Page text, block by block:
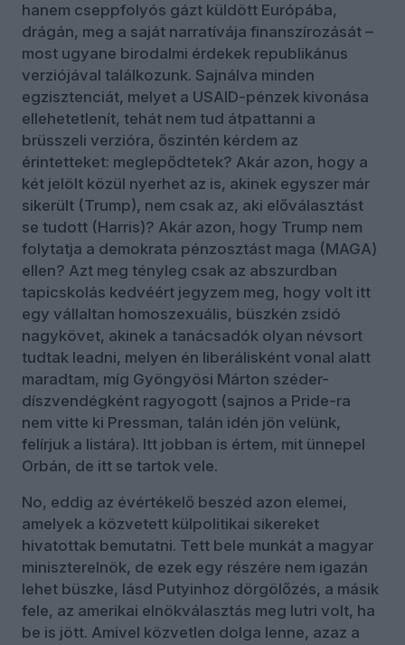
hanem cseppfolyós gázt küldött Európába,
drágán, meg a saját narratívája finanszírozását –
most ugyane birodalmi érdekek republikánus
verziójával találkozunk. Sajnálva minden
egzisztenciát, melyet a USAID-pénzek kivonása
ellehetetlenít, tehát nem tud átpattanni a
brüsszeli verzióra, őszintén kérdem az
érintetteket: meglepődtetek? Akár azon, hogy a
két jelölt közül nyerhet az is, akinek egyszer már
sikerült (Trump), nem csak az, aki előválasztást
se tudott (Harris)? Akár azon, hogy Trump nem
folytatja a demokrata pénzosztást maga (MAGA)
ellen? Azt meg tényleg csak az abszurdban
tapicskolás kedvéért jegyzem meg, hogy volt itt
egy vállaltan homoszexuális, büszkén zsidó
nagykövet, akinek a tanácsadók olyan névsort
tudtak leadni, melyen én liberálisként vonal alatt
maradtam, míg Gyöngyösi Márton széder-
díszvendégként ragyogott (sajnos a Pride-ra
nem vitte ki Pressman, talán idén jön velünk,
felírjuk a listára). Itt jobban is értem, mit ünnepel
Orbán, de itt se tartok vele.
No, eddig az évértékelő beszéd azon elemei,
amelyek a közvetett külpolitikai sikereket
hivatottak bemutatni. Tett bele munkát a magyar
miniszterelnök, de ezek egy részére nem igazán
lehet büszke, lásd Putyinhoz dörgölőzés, a másik
fele, az amerikai elnökválasztás meg lutri volt, ha
be is jött. Amivel közvetlen dolga lenne, azaz a